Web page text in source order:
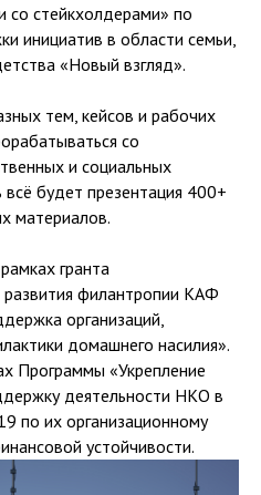
со стейкхолдерами» по
инициатив в области семьи,
«Новый взгляд».
тем, кейсов и рабочих
со
и социальных
будет презентация 400+
материалов.
гранта
филантропии КАФ
организаций,
домашнего насилия».
Программы «Укрепление
деятельности НКО в
по их организационному
устойчивости.